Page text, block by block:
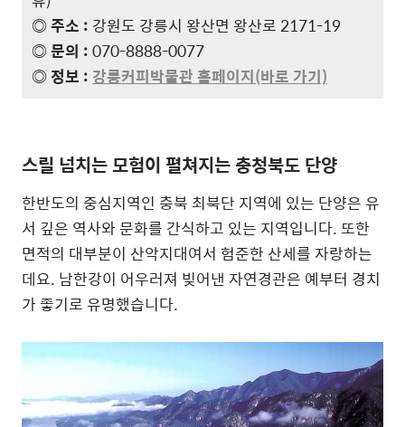
◎ 주소 : 강원도 강릉시 왕산면 왕산로 2171-19
◎ 문의 :070-8888-0077
◎ 정보 : 강릉커피박물관 홈페이지(바로 가기)
스릴 넘치는 모험이 펼쳐지는 충청북도 단양
한반도의 중심지역인 충북 최북단 지역에 있는 단양은 유
서 깊은 역사와 문화를 간식하고 있는 지역입니다. 또한
면적의 대부분이 산악지대여서 험준한 산세를 자랑하는
데요. 남한강이 어우러져 빚어낸 자연경관은 예부터 경치
가 좋기로 유명했습니다.